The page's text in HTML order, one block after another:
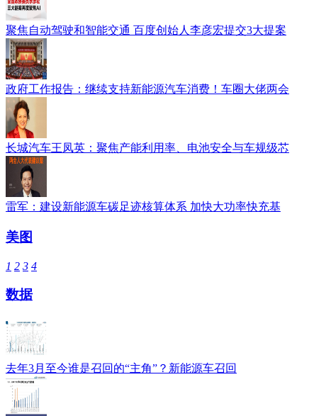
聚焦自动驾驶和智能交通 百度创始人李彦宏提交3大提案
政府工作报告：继续支持新能源汽车消费！车圈大佬两会
长城汽车王凤英：聚焦产能利用率、电池安全与车规级芯
雷军：建设新能源车碳足迹核算体系 加快大功率快充基
美图
1 2 3 4
数据
去年3月至今谁是召回的“主角”？新能源车召回